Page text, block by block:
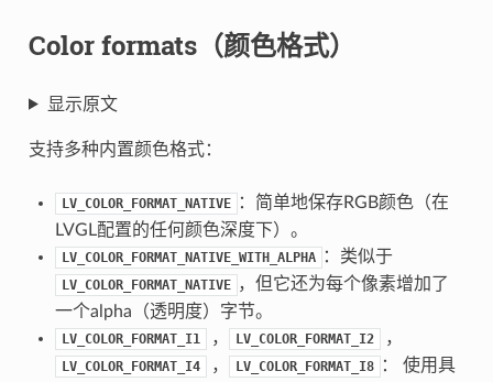
Color formats（颜色格式）
显示原文
支持多种内置颜色格式：
LV_COLOR_FORMAT_NATIVE
：简单地保存RGB颜色（在
LVGL配置的任何颜色深度下）。
LV_COLOR_FORMAT_NATIVE_WITH_ALPHA ：类似于
LV_COLOR_FORMAT_NATIVE ，但它还为每个像素增加了
一个alpha（透明度）字节。
LV_COLOR_FORMAT_I1 ， LV_COLOR_FORMAT_I2 ，
LV_COLOR_FORMAT_I4 ， LV_COLOR_FORMAT_I8
： 使用具